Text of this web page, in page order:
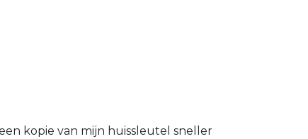
kopie van mijn huissleutel sneller